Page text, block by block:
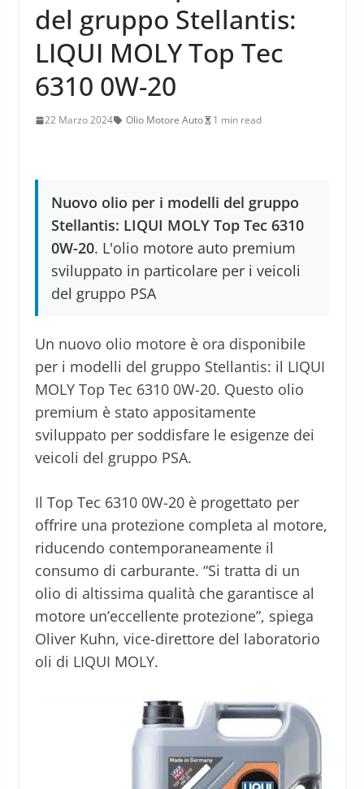
del gruppo Stellantis:
LIQUI MOLY Top Tec
6310 0W-20
22 Marzo 2024 Olio Motore Auto 1 min read
Nuovo olio per i modelli del gruppo
Stellantis: LIQUI MOLY Top Tec 6310
0W-20. L'olio motore auto premium
sviluppato in particolare per i veicoli
del gruppo PSA
Un nuovo olio motore è ora disponibile
per i modelli del gruppo Stellantis: il LIQUI
MOLY Top Tec 6310 0W-20. Questo olio
premium è stato appositamente
sviluppato per soddisfare le esigenze dei
veicoli del gruppo PSA.
Il Top Tec 6310 0W-20 è progettato per
offrire una protezione completa al motore,
riducendo contemporaneamente il
consumo di carburante. “Si tratta di un
olio di altissima qualità che garantisce al
motore un’eccellente protezione”, spiega
Oliver Kuhn, vice-direttore del laboratorio
oli di LIQUI MOLY.